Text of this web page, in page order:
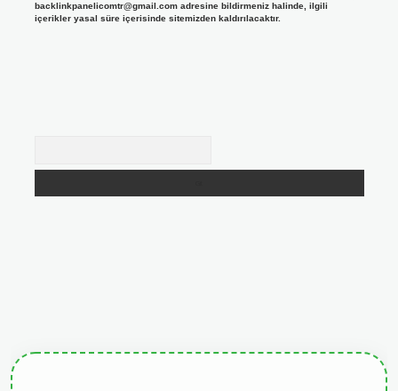
backlinkpanelicomtr@gmail.comadresine bildirmeniz halinde, ilgili
içerikler yasal süre içerisinde sitemizden kaldırılacaktır.